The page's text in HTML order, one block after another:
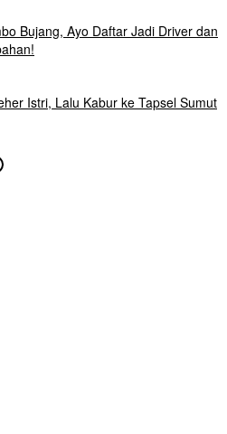
Bujang, Ayo Daftar Jadi Driver dan
Istri, Lalu Kabur ke Tapsel Sumut